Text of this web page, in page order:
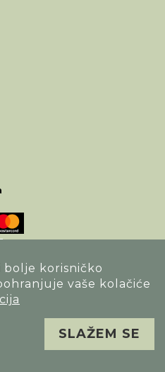
bolje korisničko
vaše kolačiće
SLAŽEM SE
optika ©